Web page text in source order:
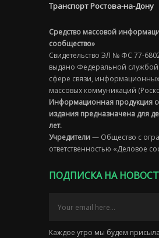
Транспорт Ростова-на-Дону
Средство массовой
сообщество»
Свидетельство ЭЛ № ФС 77-
выдано Федеральной службой
сфере связи,
массовых коммуникаций
Информационная продукция
издания предназначена для
лет.
Учредители— Общество с
ответственностью «Деловое
ПОДПИСКА НА
Каждое утро мы будем